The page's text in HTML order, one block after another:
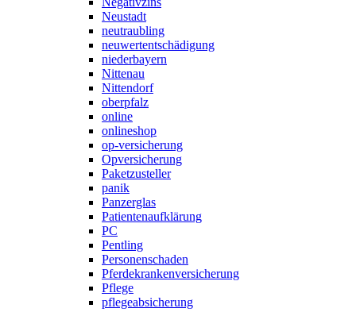
Neustadt
neutraubling
neuwertentschädigung
niederbayern
Nittenau
Nittendorf
oberpfalz
online
onlineshop
op-versicherung
Opversicherung
Paketzusteller
panik
Panzerglas
Patientenaufklärung
PC
Pentling
Personenschaden
Pferdekrankenversicherung
Pflege
pflegeabsicherung